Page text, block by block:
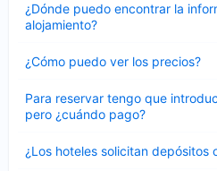
¿Dónde puedo encontrar la
alojamiento?
cerrado
¿Cómo puedo ver los precios?
cerrado
Para reservar tengo que
pero ¿cuándo pago?
cerrado
¿Los hoteles solicitan depósitos
cerrado